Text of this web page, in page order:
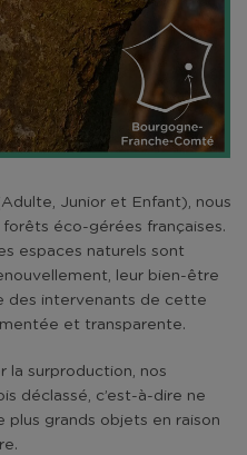
Junior et Enfant), nous
éco-gérées françaises.
espaces naturels sont
leur bien-être
des intervenants de cette
et transparente.
la surproduction, nos
déclassé, c’est-à-dire ne
grands objets en raison